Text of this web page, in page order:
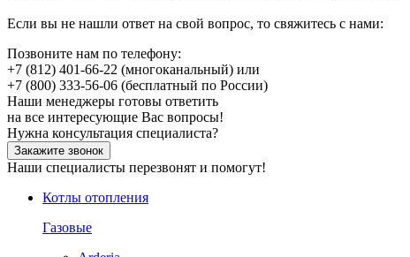
Если вы не нашли ответ на свой вопрос, то свяжитесь с нами:
Позвоните нам по телефону:
+7 (812) 401-66-22 (многоканальный) или
+7 (800) 333-56-06 (бесплатный по России)
Наши менеджеры готовы ответить
на все интересующие Вас вопросы!
Нужна консультация специалиста?
Закажите звонок
Наши специалисты перезвонят и помогут!
Котлы отопления
Газовые